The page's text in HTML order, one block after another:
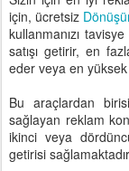
için, ücretsiz
kullanmanızı
satışı getirir, en
eder veya en
Bu araçlardan
sağlayan reklam
ikinci veya
getirisi